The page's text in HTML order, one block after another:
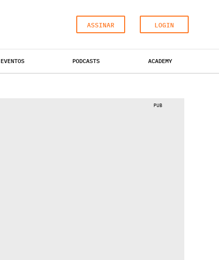
ASSINAR LOGIN
EVENTOS PODCASTS ACADEMY
PUB